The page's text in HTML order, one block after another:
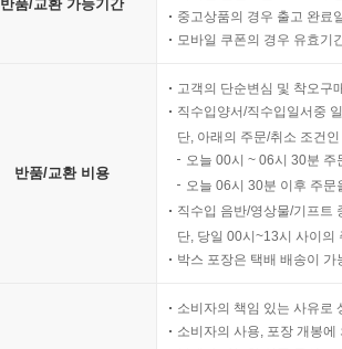
반품/교환 가능기간
중고상품의 경우 출고 완료
모바일 쿠폰의 경우 유효기
반품/교환 비용
고객의 단순변심 및 착오구
직수입양서/직수입일서중
단, 아래의 주문/취소 조건
오늘 00시 ~ 06시 30분
오늘 06시 30분 이후 주
직수입 음반/영상물/기프트
단, 당일 00시~13시 사이의
박스 포장은 택배 배송이
소비자의 책임 있는 사유로
소비자의 사용, 포장 개봉